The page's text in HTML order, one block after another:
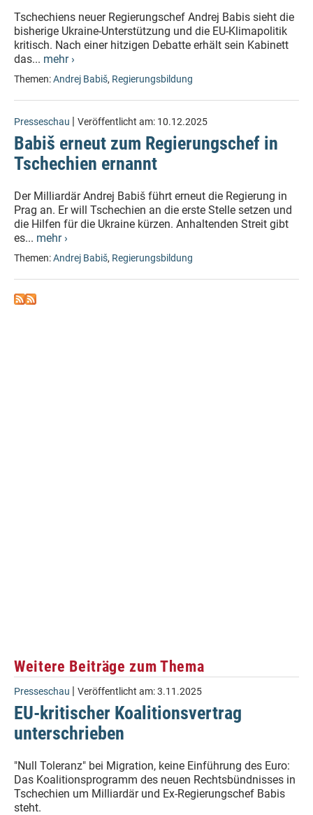
Tschechiens neuer Regierungschef Andrej Babis sieht die
bisherige Ukraine-Unterstützung und die EU-Klimapolitik
kritisch. Nach einer hitzigen Debatte erhält sein Kabinett
das... mehr ›
Themen:Andrej Babiš, Regierungsbildung
Presseschau | Veröffentlicht am: 10.12.2025
Babiš erneut zum Regierungschef in
Tschechien ernannt
Der Milliardär Andrej Babiš führt erneut die Regierung in
Prag an. Er will Tschechien an die erste Stelle setzen und
die Hilfen für die Ukraine kürzen. Anhaltenden Streit gibt
es... mehr ›
Themen:Andrej Babiš, Regierungsbildung
Weitere Beiträge zum Thema
Presseschau | Veröffentlicht am:3.11.2025
EU-kritischer Koalitionsvertrag
unterschrieben
"Null Toleranz" bei Migration, keine Einführung des Euro:
Das Koalitionsprogramm des neuen Rechtsbündnisses in
Tschechien um Milliardär und Ex-Regierungschef Babis
steht.